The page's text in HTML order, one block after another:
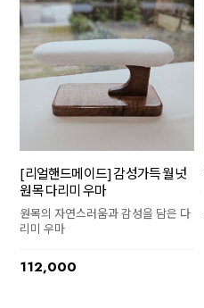
[리얼핸드메이드] 감성가득 월넛
원목 다리미 우마
원목의 자연스러움과 감성을 담은 다
리미 우마
112,000